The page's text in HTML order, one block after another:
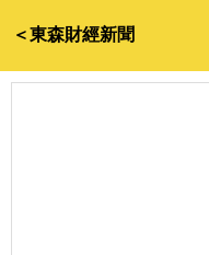
＜東森財經新聞